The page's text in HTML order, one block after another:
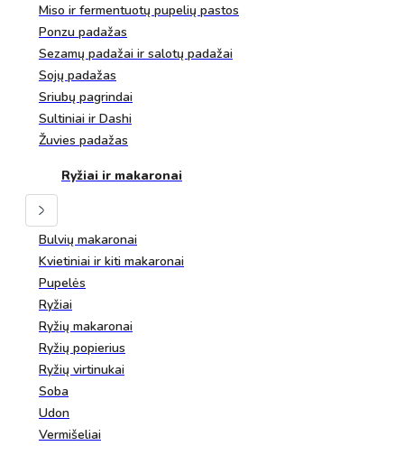
Miso ir fermentuotų pupelių pastos
Ponzu padažas
Sezamų padažai ir salotų padažai
Sojų padažas
Sriubų pagrindai
Sultiniai ir Dashi
Žuvies padažas
Ryžiai ir makaronai
Bulvių makaronai
Kvietiniai ir kiti makaronai
Pupelės
Ryžiai
Ryžių makaronai
Ryžių popierius
Ryžių virtinukai
Soba
Udon
Vermišeliai